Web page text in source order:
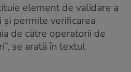
element de validare a
permite verificarea
de către operatorii de
se arată în textul